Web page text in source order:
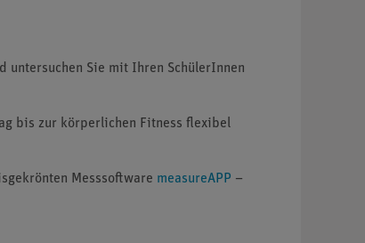
untersuchen Sie mit Ihren SchülerInnen
bis zur körperlichen Fitness flexibel
Messsoftware measureAPP –